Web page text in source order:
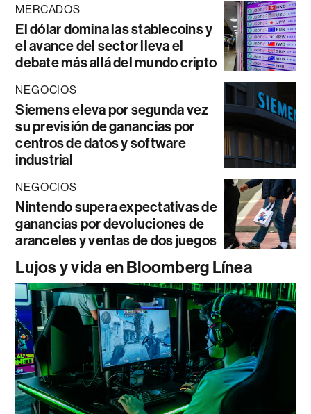
MERCADOS
El dólar domina las stablecoins y
el avance del sector lleva el
debate más allá del mundo cripto
NEGOCIOS
Siemens eleva por segunda vez
su previsión de ganancias por
centros de datos y software
industrial
NEGOCIOS
Nintendo supera expectativas de
ganancias por devoluciones de
aranceles y ventas de dos juegos
Lujos y vida en Bloomberg Línea